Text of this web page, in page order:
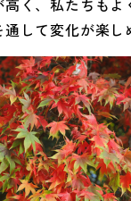
く、私たちもよ
して変化が楽し